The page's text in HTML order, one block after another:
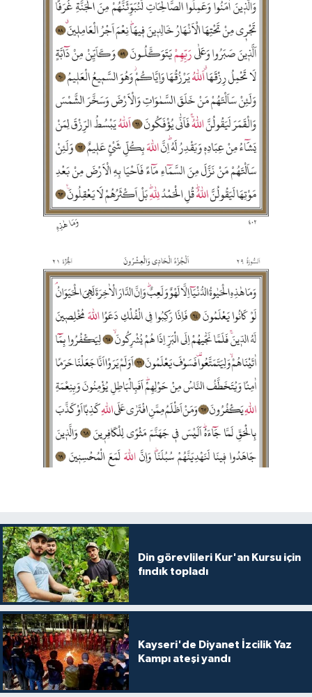
Din görevlileri Kur'an Kursu için
fındık topladı
Kayseri'de Diyanet İzcilik Yaz
Kampı ateşi yandı